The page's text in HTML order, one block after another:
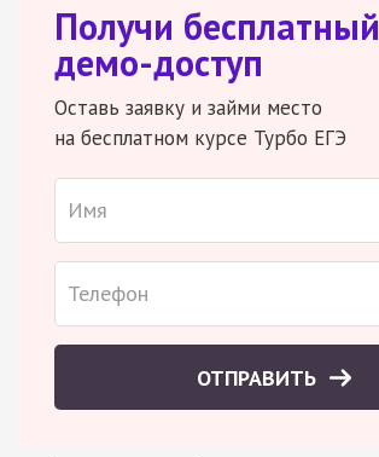
Получи бесплатный
демо-доступ
Оставь заявку и займи место
на бесплатном курсе Турбо ЕГЭ
ОТПРАВИТЬ